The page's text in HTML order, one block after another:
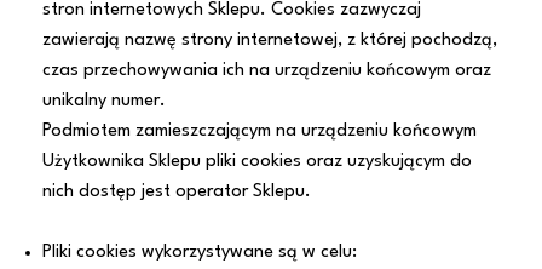
stron internetowych Sklepu. Cookies zazwyczaj
zawierają nazwę strony internetowej, z której pochodzą,
czas przechowywania ich na urządzeniu końcowym oraz
unikalny numer.
Podmiotem zamieszczającym na urządzeniu końcowym
Użytkownika Sklepu pliki cookies oraz uzyskującym do
nich dostęp jest operator Sklepu.
Pliki cookies wykorzystywane są w celu: